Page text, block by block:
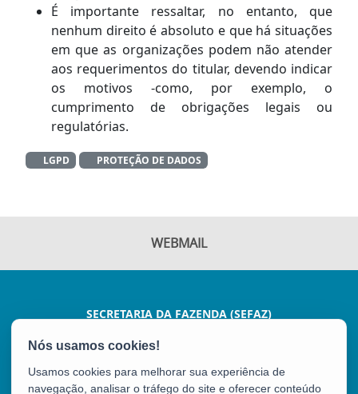
É importante ressaltar, no entanto, que
nenhum direito é absoluto e que há situações
em que as organizações podem não atender
aos requerimentos do titular, devendo indicar
os motivos -como, por exemplo, o
cumprimento de obrigações legais ou
regulatórias.
LGPD PROTEÇÃO DE DADOS
WEBMAIL
SECRETARIA DA FAZENDA (SEFAZ)
AV JOÃO BATISTA PARRA, 600 - ENSEADA DO SUÁ
Tel.: (27) 3347-5102
Usamos cookies para melhorar sua experiência de
navegação, analisar o tráfego do site e oferecer conteúdo